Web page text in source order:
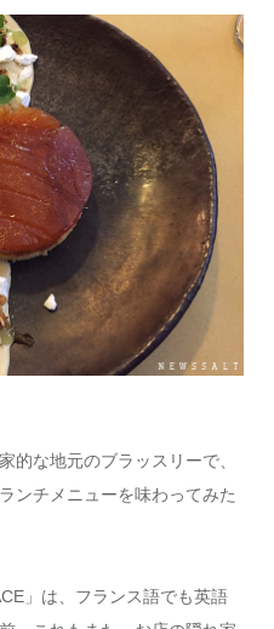
的な地元のブラッスリーで、
ンチメニューを味わってみた
」は、フランス語でも英語